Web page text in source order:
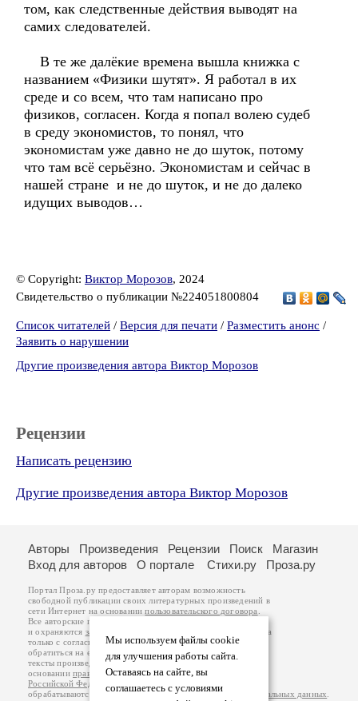
том, как следственные действия выводят на
самих следователей.
В те же далёкие времена вышла книжка с
названием «Физики шутят». Я работал в их
среде и со всем, что там написано про
физиков, согласен. Когда я попал волею судеб
в среду экономистов, то понял, что
экономистам уже давно не до шуток, потому
что там всё серьёзно. Экономистам и сейчас в
нашей стране и не до шуток, и не до далеко
идущих выводов…
© Copyright: Виктор Морозов, 2024
Свидетельство о публикации №224051800804
Список читателей / Версия для печати / Разместить анонс /
Заявить о нарушении
Другие произведения автора Виктор Морозов
Рецензии
Написать рецензию
Другие произведения автора Виктор Морозов
Мы используем файлы cookie
для улучшения работы сайта.
Оставаясь на сайте, вы
соглашаетесь с условиями
Авторы Произведения Рецензии Поиск
Магазин
Вход для авторов
О портале Стихи.ру Проза.ру
Портал Проза.ру предоставляет авторам возможность
свободной публикации своих литературных произведений в
сети Интернет на основаниипользовательского договора
Все авторские права на произведения принадлежат авторам
и охраняются законом
. Перепечатка произведений возможна
только с согласия его автора, к которому вы можете
обратиться на его авторской странице. Ответственность за
тексты произведений авторы несут самостоятельно на
основанииправил публикацииизаконодательства
Российской Федерации
обрабатываются на основанииПолитики обработки персональных данных